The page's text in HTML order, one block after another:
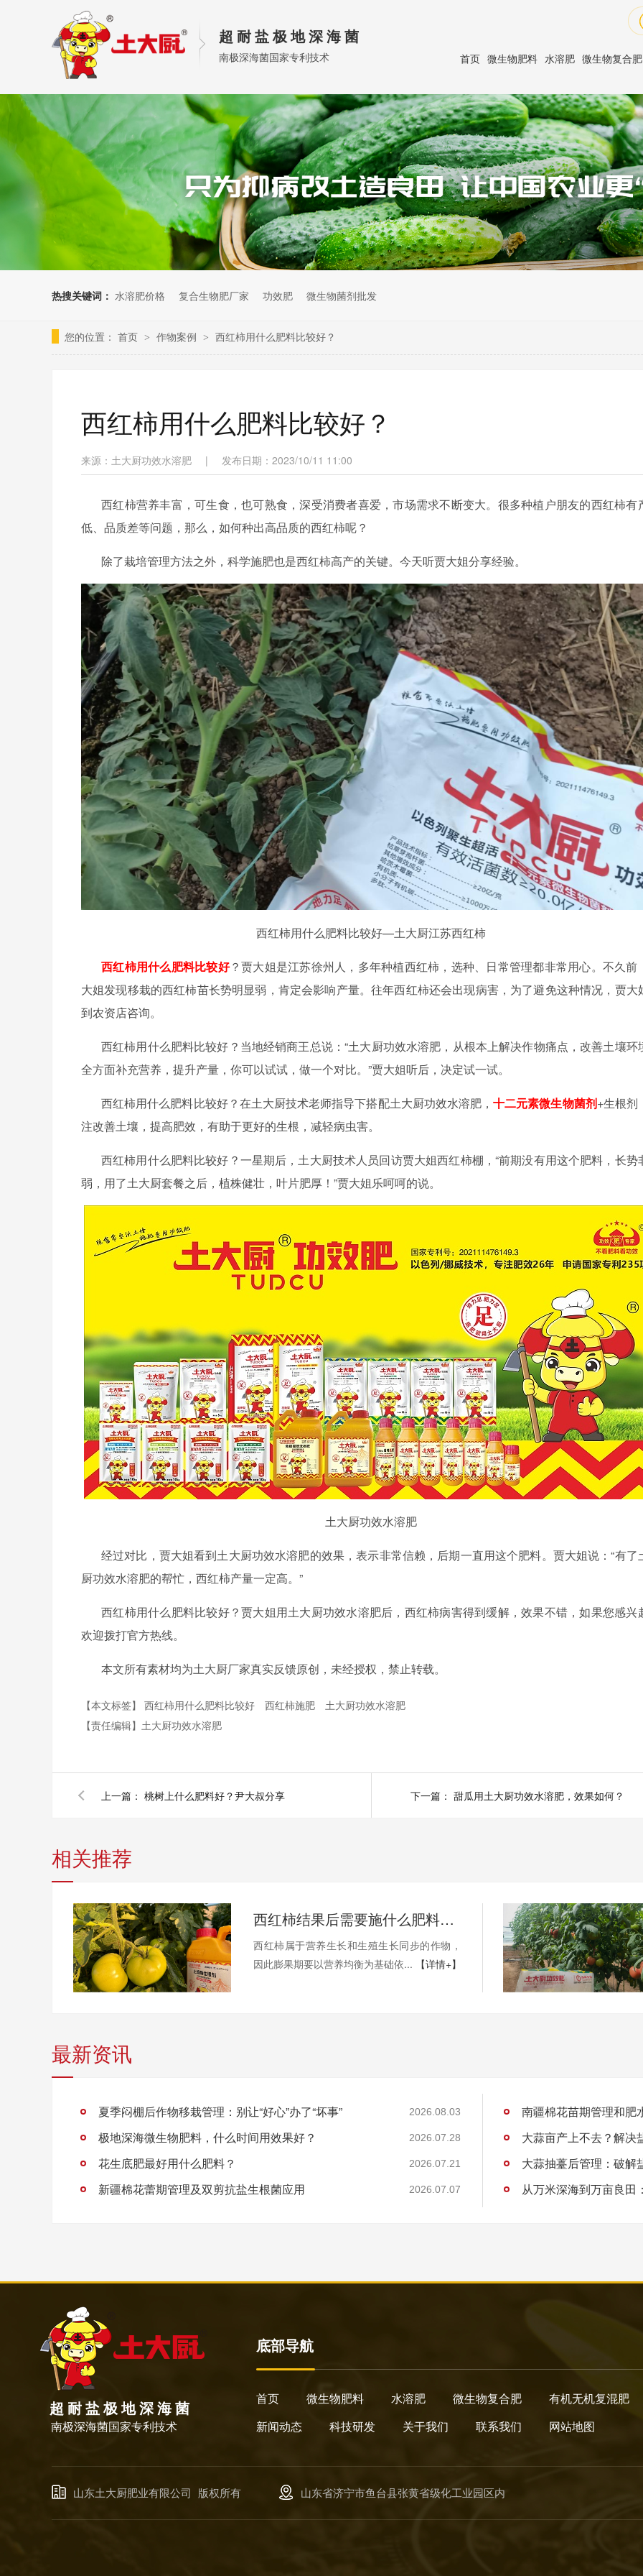
超 耐 盐 极 地 深 海 菌
南极深海菌国家专利技术 首页 微生物肥料 水溶肥 微生物复合肥
热搜关键词： 水溶肥价格 复合生物肥厂家 功效肥 微生物菌剂批发
您的位置： 首页 > 作物案例 > 西红柿用什么肥料比较好？
西红柿用什么肥料比较好？
来源：土大厨功效水溶肥 | 发布日期：2023/10/11 11:00
西红柿营养丰富，可生食，也可熟食，深受消费者喜爱，市场需求不断变大。很多种植户朋友的西红柿有
低、品质差等问题，那么，如何种出高品质的西红柿呢？
除了栽培管理方法之外，科学施肥也是西红柿高产的关键。今天听贾大姐分享经验。
西红柿用什么肥料比较好—土大厨江苏西红柿
西红柿用什么肥料比较好？贾大姐是江苏徐州人，多年种植西红柿，选种、日常管理都非常用心。不久前
大姐发现移栽的西红柿苗长势明显弱，肯定会影响产量。往年西红柿还会出现病害，为了避免这种情况，贾大
到农资店咨询。
西红柿用什么肥料比较好？ 当地经销商王总说：“土大厨功效水溶肥，从根本上解决作物痛点，改善土壤环
全方面补充营养，提升产量，你可以试试，做一个对比。”贾大姐听后，决定试一试。
西红柿用什么肥料比较好？在土大厨技术老师指导下搭配土大厨功效水溶肥，十二元素微生物菌剂+生根剂
注改善土壤，提高肥效，有助于更好的生根，减轻病虫害。
西红柿用什么肥料比较好？一星期后，土大厨技术人员回访贾大姐西红柿棚， “前期没有用这个肥料，长势
弱，用了土大厨套餐之后，植株健壮，叶片肥厚！”贾大姐乐呵呵的说。
土大厨功效水溶肥
经过对比，贾大姐看到土大厨功效水溶肥的效果，表示非常信赖，后期一直用这个肥料。贾大姐说：“有了
厨功效水溶肥的帮忙，西红柿产量一定高。”
西红柿用什么肥料比较好？贾大姐用土大厨功效水溶肥后，西红柿病害得到缓解，效果不错，如果您感兴
欢迎拨打官方热线。
本文所有素材均为土大厨厂家真实反馈原创，未经授权，禁止转载。
【本文标签】 西红柿用什么肥料比较好 西红柿施肥
土大厨功效水溶肥
【责任编辑】 土大厨功效水溶肥
上一篇： 桃树上什么肥料好？尹大叔分享 下一篇： 甜瓜用土大厨功效水溶肥，效果如何？
相关推荐
西红柿结果后需要施什么肥料（下）
西红柿属于营养生长和生殖生长同步的作物，
因此膨果期要以营养均衡为基础依...
【详情+】
最新资讯
夏季闷棚后作物移栽管理：别让“好心”办了“坏事” 2026.08.03
极地深海微生物肥料，什么时间用效果好？ 2026.07.28
花生底肥最好用什么肥料？ 2026.07.21
新疆棉花蕾期管理及双剪抗盐生根菌应用 2026.07.07
南疆棉花苗期管理和肥
大蒜亩产上不去？解决
大蒜抽薹后管理：破解
超 耐 盐 极 地 深 海 菌
南极深海菌国家专利技术
底部导航
首页 微生物肥料 水溶肥 微生物复合肥 有机无机复混肥
新闻动态 科技研发 关于我们 联系我们 网站地图
山东土大厨肥业有限公司 版权所有 山东省济宁市鱼台县张黄省级化工业园区内